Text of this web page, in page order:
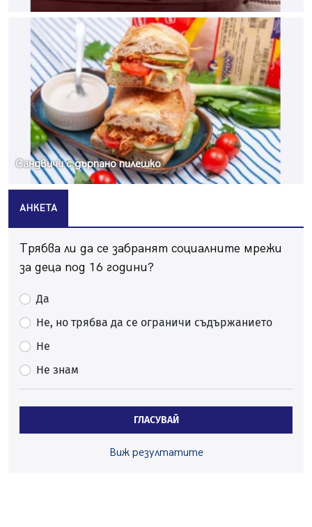
Сандвичи с дърпано пилешко
АНКЕТА
Трябва ли да се забранят социалните мрежи
за деца под 16 години?
Да
Не, но трябва да се ограничи съдържанието
Не
Не знам
ГЛАСУВАЙ
Виж резултатите